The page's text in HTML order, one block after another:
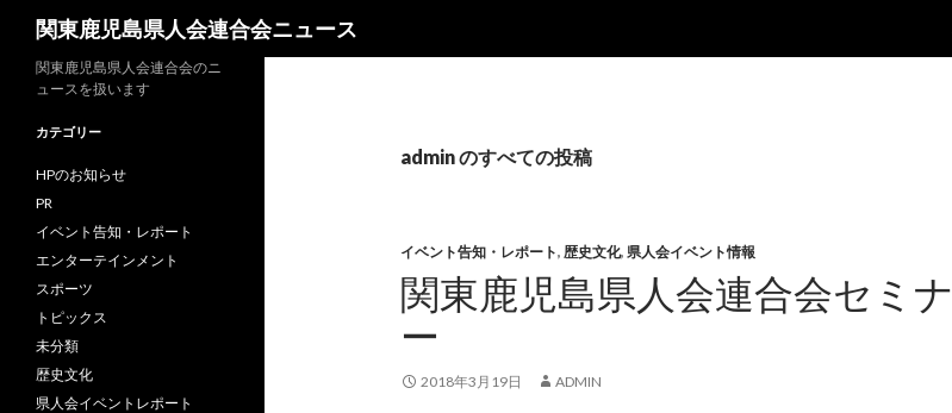
関東鹿児島県人会連合会ニュース
admin のすべての投稿
イベント告知・レポート, 歴史文化, 県人会イベント情報
関東鹿児島県人会連合会セミナ
ー
2018年3月19日 ADMIN
関東鹿児島県人会連合会のニ
ュースを扱います
カテゴリー
HPのお知らせ
PR
イベント告知・レポート
エンターテインメント
スポーツ
トピックス
未分類
歴史文化
県人会イベントレポート